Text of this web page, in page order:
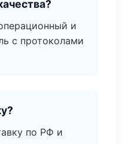
и
с протоколами
по РФ и